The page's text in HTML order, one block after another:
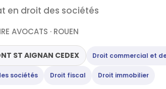
en droit des sociétés
AVOCATS · ROUEN
ST AIGNAN CEDEX Droit commercial et
sociétés Droit fiscal Droit immobilier